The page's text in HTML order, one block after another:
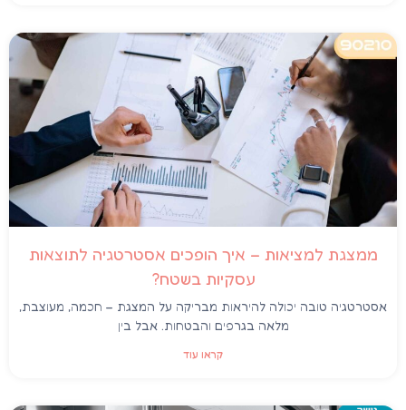
ממצגת למציאות – איך הופכים אסטרטגיה לתוצאות
עסקיות בשטח?
אסטרטגיה טובה יכולה להיראות מבריקה על המצגת – חכמה, מעוצבת,
מלאה בגרפים והבטחות. אבל בין
קראו עוד